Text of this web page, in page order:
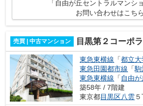
「自由が丘セントラルマンシ
お問い合わせはこちら
売買 | 中古マンション 目黒第２コーポ
東急東横線 「都立大
東急田園都市線 「駒
東急東横線 「 自由が
築58年 / 7階建
東京都目黒区八雲